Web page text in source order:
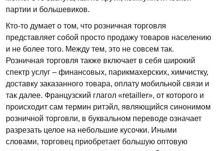
партии и большевиков.
Кто-то думает о том, что розничная торговля
представляет собой просто продажу товаров населению
и не более того. Между тем, это не совсем так.
Розничная торговля также включает в себя широкий
спектр услуг – финансовых, парикмахерских, химчистку,
доставку заказанного товара, оплату мобильной связи и
так далее. Французский глагол «retailler», от которого и
происходит сам термин ритэйл, являющийся синонимом
розничной торговли, в буквальном переводе означает
разрезать целое на небольшие кусочки. Иными
словами, торговец приобретает большую оптовую